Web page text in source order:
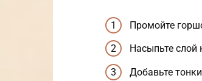
Промойте
Насыпьте слой
Добавьте